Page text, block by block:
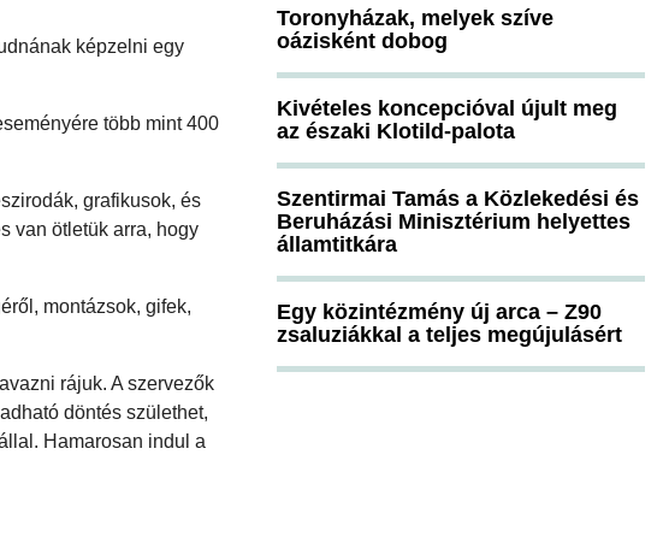
képzelni egy
több mint 400
grafikusok, és
van ötletük arra, hogy
montázsok, gifek,
rájuk. A szervezők
döntés születhet,
Hamarosan indul a
Toronyházak, melyek szíve
oázisként dobog
Kivételes koncepcióval újult meg
az északi Klotild-palota
Szentirmai Tamás a Közlekedési és
Beruházási Minisztérium helyettes
államtitkára
Egy közintézmény új arca – Z90
zsaluziákkal a teljes megújulásért